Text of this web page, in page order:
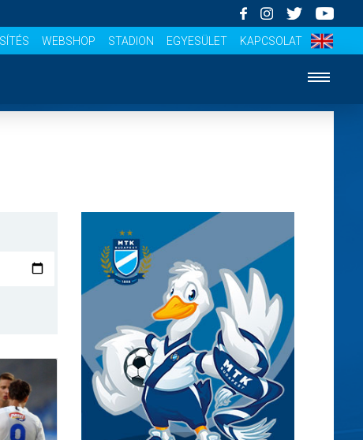
WEBSHOP STADION EGYESÜLET KAPCSOLAT